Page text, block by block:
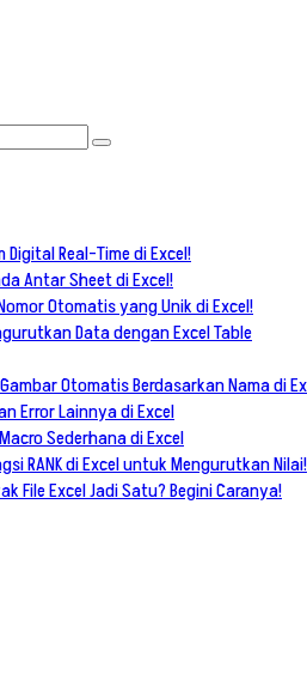
Search
Digital Real-Time di Excel!
Antar Sheet di Excel!
Otomatis yang Unik di Excel!
Data dengan Excel Table
Otomatis Berdasarkan Nama di
Error Lainnya di Excel
Sederhana di Excel
RANK di Excel untuk Mengurutkan Nilai!
File Excel Jadi Satu? Begini Caranya!